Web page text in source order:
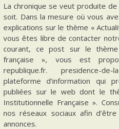
La chronique se veut produite
soit. Dans la mesure où vous
explications sur le thème «
vous êtes libre de contacter
courant, ce post sur le thème
française », vous est
republique.fr. presidence-
plateforme d’information qui
publiées sur le web dont le
Institutionnelle Française ».
nos réseaux sociaux afin
annonces.